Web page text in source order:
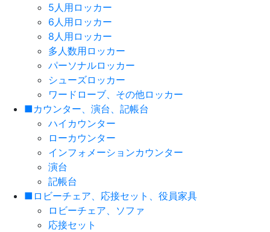
5人用ロッカー
6人用ロッカー
8人用ロッカー
多人数用ロッカー
パーソナルロッカー
シューズロッカー
ワードローブ、その他ロッカー
■カウンター、演台、記帳台
ハイカウンター
ローカウンター
インフォメーションカウンター
演台
記帳台
■ロビーチェア、応接セット、役員家具
ロビーチェア、ソファ
応接セット